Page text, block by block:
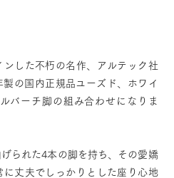
した不朽の名作、アルテック社
の国内正規品ユーズド、ホワイ
バーチ脚の組み合わせになりま
られた4本の脚を持ち、その愛嬌
丈夫でしっかりとした座り心地